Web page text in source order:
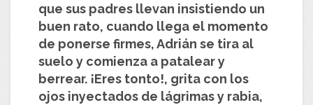
que sus padres llevan insistiendo un
buen rato, cuando llega el momento
de ponerse firmes, Adrián se tira al
suelo y comienza a patalear y
berrear. ¡Eres tonto!, grita con los
ojos inyectados de lágrimas y rabia,